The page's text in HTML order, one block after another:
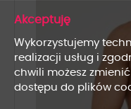
Wykorzystujemy
realizacji usług i
chwili możesz
dostępu do plików